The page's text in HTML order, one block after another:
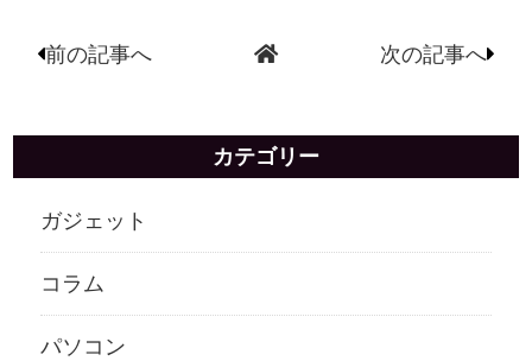
前の記事へ 次の記事へ
カテゴリー
ガジェット
コラム
パソコン